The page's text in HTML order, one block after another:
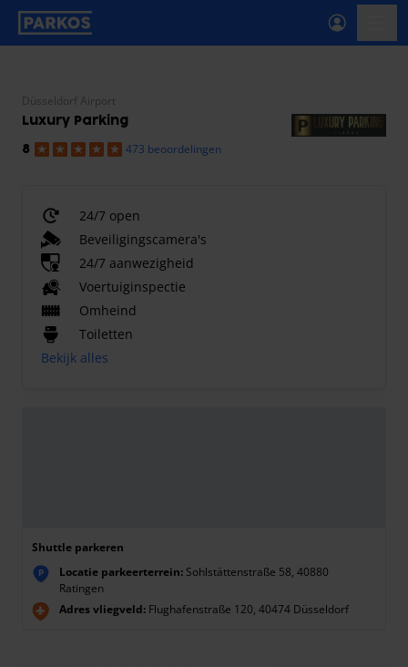
label-voor-primaire-navigatie
Düsseldorf Airport
Luxury Parking
8 473 beoordelingen
24/7 open
Beveiligingscamera's
24/7 aanwezigheid
Voertuiginspectie
Omheind
Toiletten
Bekijk alles
Shuttle parkeren
P Locatie parkeerterrein: Sohlstättenstraße 58, 40880
Ratingen
Adres vliegveld: Flughafenstraße 120, 40474 Düsseldorf